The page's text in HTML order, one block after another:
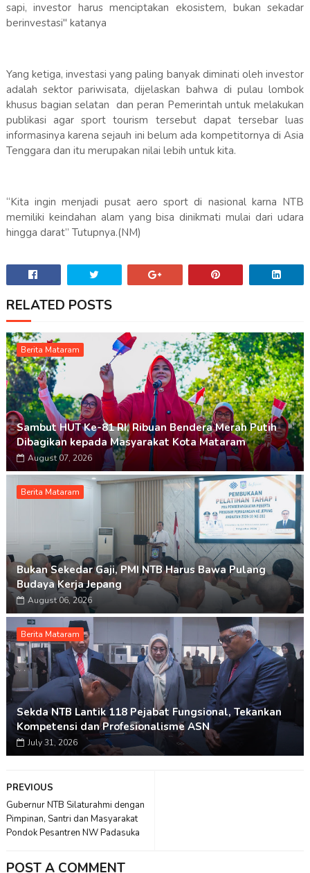
sapi, investor harus menciptakan ekosistem, bukan sekadar
berinvestasi" katanya
Yang ketiga, investasi yang paling banyak diminati oleh investor
adalah sektor pariwisata, dijelaskan bahwa di pulau lombok
khusus bagian selatan dan peran Pemerintah untuk melakukan
publikasi agar sport tourism tersebut dapat tersebar luas
informasinya karena sejauh ini belum ada kompetitornya di Asia
Tenggara dan itu merupakan nilai lebih untuk kita.
“Kita ingin menjadi pusat aero sport di nasional karna NTB
memiliki keindahan alam yang bisa dinikmati mulai dari udara
hingga darat” Tutupnya.(NM)
RELATED POSTS
Berita Mataram
Sambut HUT Ke-81 RI, Ribuan Bendera Merah Putih
Dibagikan kepada Masyarakat Kota Mataram
August 07, 2026
Berita Mataram
Bukan Sekedar Gaji, PMI NTB Harus Bawa Pulang
Budaya Kerja Jepang
August 06, 2026
Berita Mataram
Sekda NTB Lantik 118 Pejabat Fungsional, Tekankan
Kompetensi dan Profesionalisme ASN
July 31, 2026
PREVIOUS
Gubernur NTB Silaturahmi dengan
Pimpinan, Santri dan Masyarakat
Pondok Pesantren NW Padasuka
POST A COMMENT